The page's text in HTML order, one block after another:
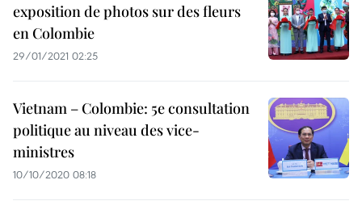
exposition de photos sur des fleurs
en Colombie
29/01/2021 02:25
Vietnam – Colombie: 5e consultation
politique au niveau des vice-
ministres
10/10/2020 08:18